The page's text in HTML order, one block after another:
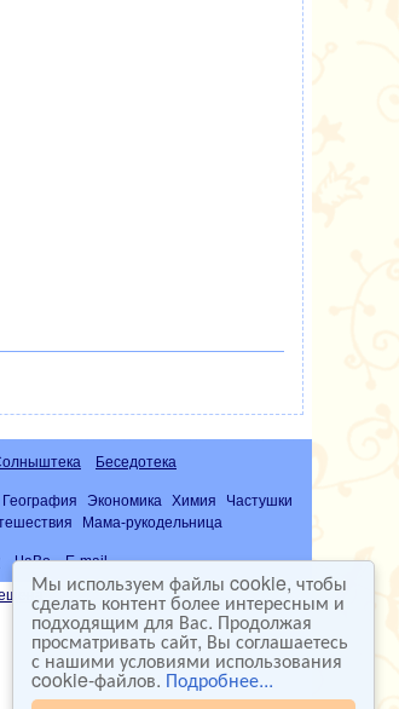
Мы используем файлы cookie, чтобы
сделать контент более интересным и
подходящим для Вас. Продолжая
просматривать сайт, Вы соглашаетесь
с нашими условиями использования
cookie-файлов. Подробнее...
Беседотека
География Экономика Химия
Частушки
Мама-рукодельница
ЧаВо
E-mail